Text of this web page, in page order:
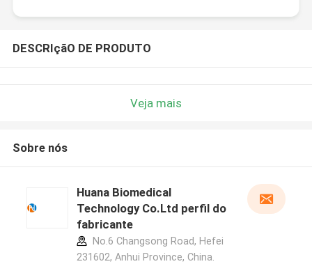
DESCRIçãO DE PRODUTO
Veja mais
Sobre nós
Huana Biomedical
Technology Co.Ltd perfil do
fabricante
No.6 Changsong Road, Hefei
231602, Anhui Province, China.